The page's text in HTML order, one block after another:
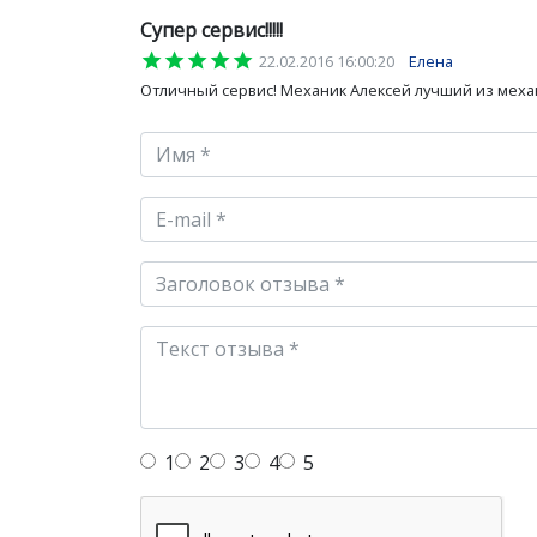
Супер сервис!!!!!
star
star
star
star
star 22.02.2016 16:00:20
Елена
Отличный сервис! Механик Алексей лучший из
1 2 3 4 5